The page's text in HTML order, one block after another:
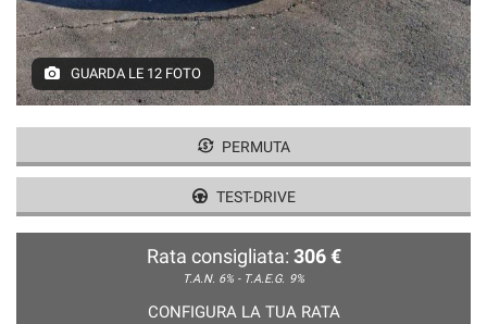
GUARDA LE 12 FOTO
PERMUTA
TEST-DRIVE
Rata consigliata: 306 €
T.A.N. 6% - T.A.E.G. 9%
CONFIGURA LA TUA RATA